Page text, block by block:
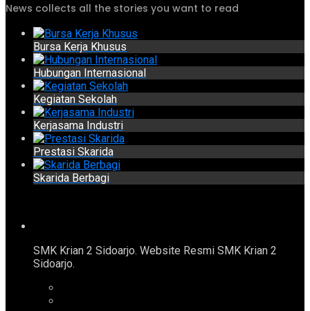
News collects all the stories you want to read
Bursa Kerja Khusus
Hubungan Internasional
Kegiatan Sekolah
Kerjasama Industri
Prestasi Skarida
Skarida Berbagi
SMK Krian 2 Sidoarjo. Website Resmi SMK Krian 2
Sidoarjo.